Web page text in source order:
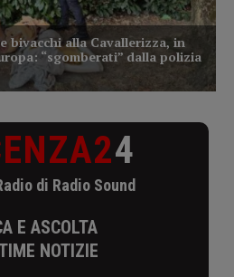
4
di Radio Sound
E ASCOLTA
NOTIZIE